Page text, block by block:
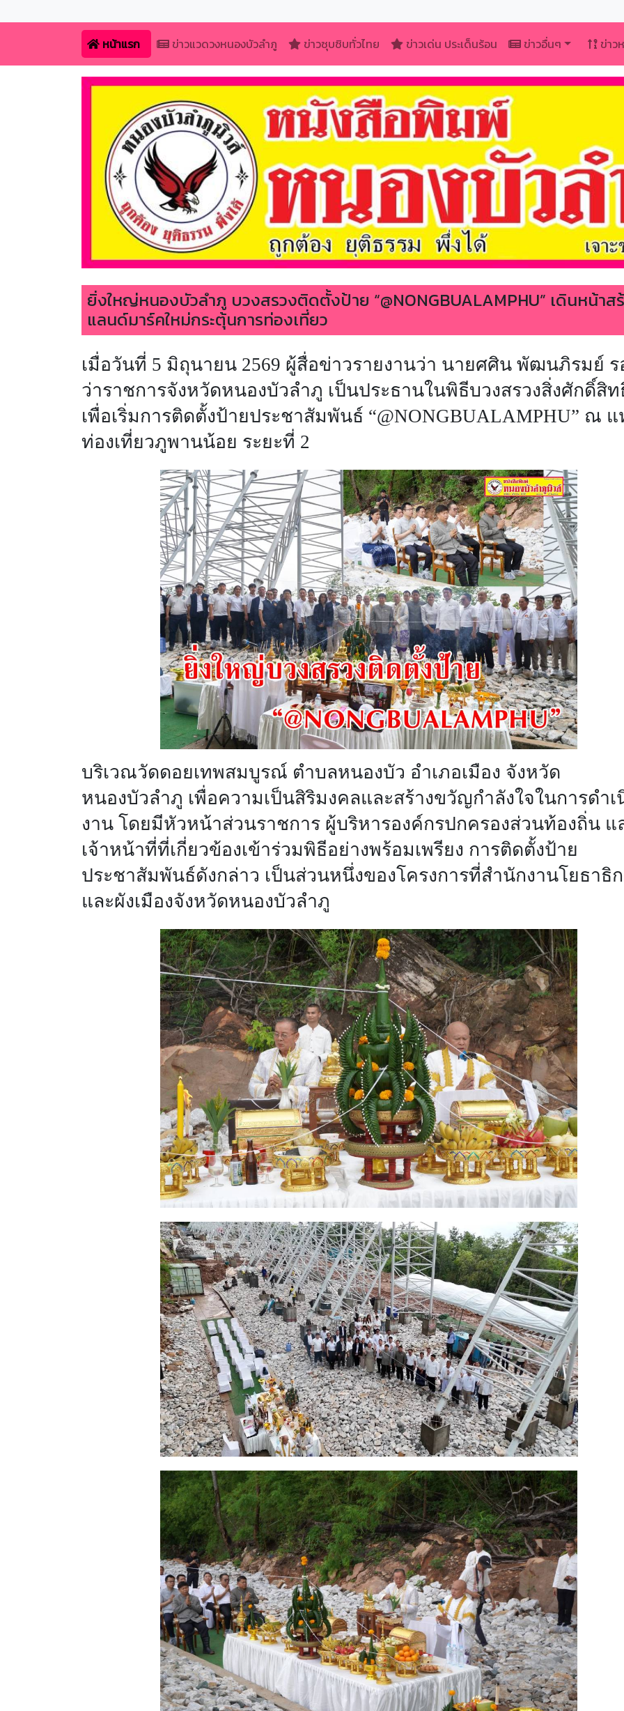
หน้าแรก ข่าวแวดวงหนองบัวลำภู ข่าวซุบซิบทั่วไทย ข่าวเด่น ประเด็นร้อน ข่าวอื่นๆ ข่าว
ยิ่งใหญ่หนองบัวลำภู บวงสรวงติดตั้งป้าย “@NONGBUALAMPHU” เดินหน้าส
แลนด์มาร์คใหม่กระตุ้นการท่องเที่ยว
เมื่อวันที่ 5 มิถุนายน 2569 ผู้สื่อข่าวรายงานว่า นายศศิน พัฒนภิรมย์ ร
ว่าราชการจังหวัดหนองบัวลำภู เป็นประธานในพิธีบวงสรวงสิ่งศักดิ์สิท
เพื่อเริ่มการติดตั้งป้ายประชาสัมพันธ์ “@NONGBUALAMPHU” ณ แ
ท่องเที่ยวภูพานน้อย ระยะที่ 2
บริเวณวัดดอยเทพสมบูรณ์ ตำบลหนองบัว อำเภอเมือง จังหวัด
หนองบัวลำภู เพื่อความเป็นสิริมงคลและสร้างขวัญกำลังใจในการดำเ
งาน โดยมีหัวหน้าส่วนราชการ ผู้บริหารองค์กรปกครองส่วนท้องถิ่น แ
เจ้าหน้าที่ที่เกี่ยวข้องเข้าร่วมพิธีอย่างพร้อมเพรียง การติดตั้งป้าย
ประชาสัมพันธ์ดังกล่าว เป็นส่วนหนึ่งของโครงการที่สำนักงานโยธาธิ
และผังเมืองจังหวัดหนองบัวลำภู